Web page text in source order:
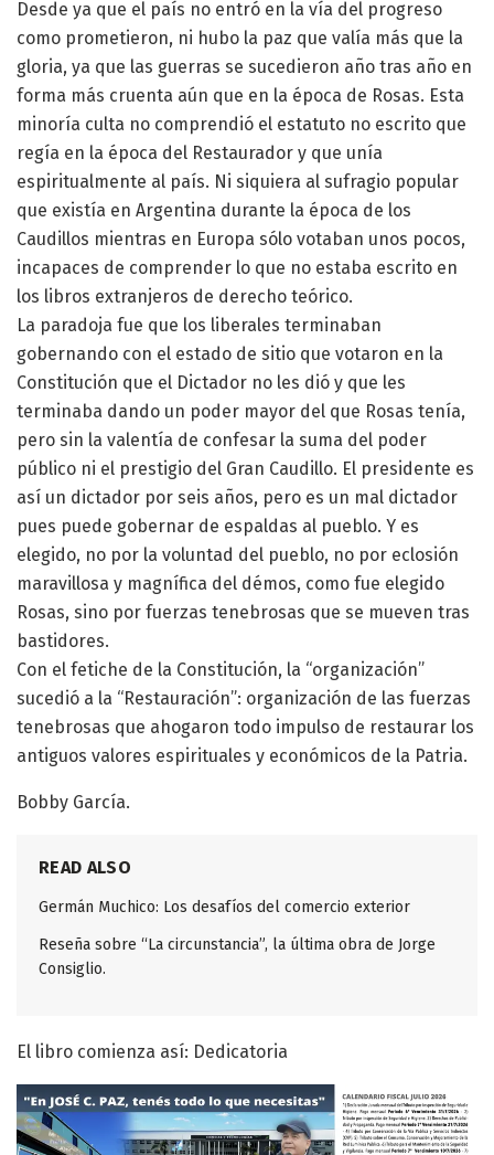
Desde ya que el país no entró en la vía del progreso
como prometieron, ni hubo la paz que valía más que la
gloria, ya que las guerras se sucedieron año tras año en
forma más cruenta aún que en la época de Rosas. Esta
minoría culta no comprendió el estatuto no escrito que
regía en la época del Restaurador y que unía
espiritualmente al país. Ni siquiera al sufragio popular
que existía en Argentina durante la época de los
Caudillos mientras en Europa sólo votaban unos pocos,
incapaces de comprender lo que no estaba escrito en
los libros extranjeros de derecho teórico.
La paradoja fue que los liberales terminaban
gobernando con el estado de sitio que votaron en la
Constitución que el Dictador no les dió y que les
terminaba dando un poder mayor del que Rosas tenía,
pero sin la valentía de confesar la suma del poder
público ni el prestigio del Gran Caudillo. El presidente es
así un dictador por seis años, pero es un mal dictador
pues puede gobernar de espaldas al pueblo. Y es
elegido, no por la voluntad del pueblo, no por eclosión
maravillosa y magnífica del démos, como fue elegido
Rosas, sino por fuerzas tenebrosas que se mueven tras
bastidores.
Con el fetiche de la Constitución, la “organización”
sucedió a la “Restauración”: organización de las fuerzas
tenebrosas que ahogaron todo impulso de restaurar los
antiguos valores espirituales y económicos de la Patria.
Bobby García.
READ ALSO
Germán Muchico: Los desafíos del comercio exterior
Reseña sobre “La circunstancia”, la última obra de Jorge
Consiglio.
El libro comienza así: Dedicatoria